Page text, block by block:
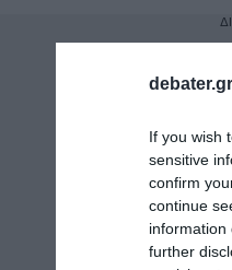
If you wish
sensitive
confirm
continue
information
further